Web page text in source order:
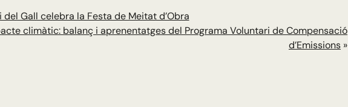
del Gall celebra la Festa de Meitat d’Obra
climàtic: balanç i aprenentatges del Programa Voluntari de Compensació
d’Emissions»